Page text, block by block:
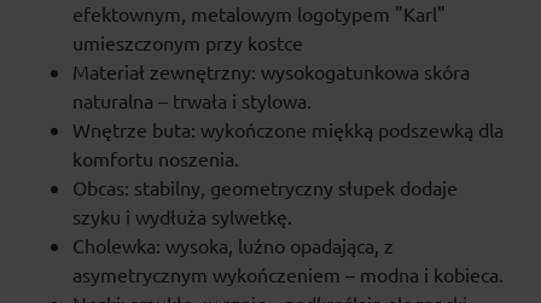
efektownym, metalowym logotypem "Karl"
umieszczonym przy kostce
Materiał zewnętrzny: wysokogatunkowa skóra
naturalna – trwała i stylowa.
Wnętrze buta: wykończone miękką podszewką dla
komfortu noszenia.
Obcas: stabilny, geometryczny słupek dodaje
szyku i wydłuża sylwetkę.
Cholewka: wysoka, luźno opadająca, z
asymetrycznym wykończeniem – modna i kobieca.